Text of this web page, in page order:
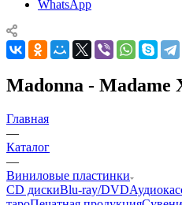
WhatsApp
Madonna - Madame
Главная
—
Каталог
—
Виниловые пластинки
CD дискиBlu-ray/DVD